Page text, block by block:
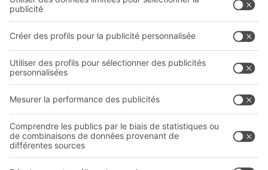
Qui sommes-nous ?
Sites internationaux
Sites de production
ABIT OF
YOUR LIFE.